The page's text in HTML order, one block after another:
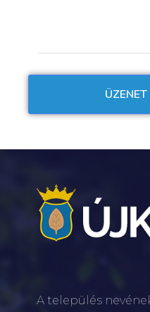
A település